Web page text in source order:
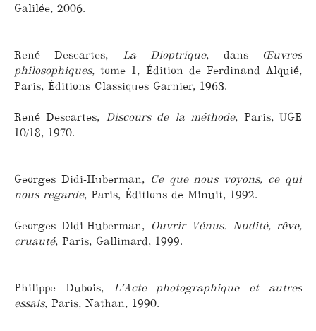
Galilée, 2006.
René Descartes, La Dioptrique, dans Œuvres
philosophiques, tome 1, Édition de Ferdinand Alquié,
Paris, Éditions Classiques Garnier, 1963.
René Descartes, Discours de la méthode, Paris, UGE
10/18, 1970.
Georges Didi-Huberman, Ce que nous voyons, ce qui
nous regarde, Paris, Éditions de Minuit, 1992.
Georges Didi-Huberman, Ouvrir Vénus. Nudité, rêve,
cruauté, Paris, Gallimard, 1999.
Philippe Dubois, L’Acte photographique et autres
essais, Paris, Nathan, 1990.